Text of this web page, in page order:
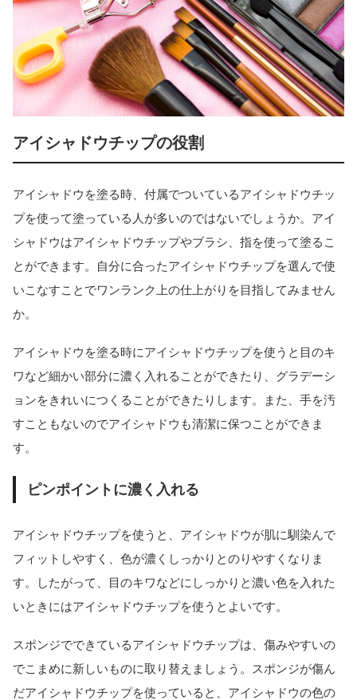
アイシャドウチップの役割
アイシャドウを塗る時、付属でついているアイシャドウチッ
プを使って塗っている人が多いのではないでしょうか。アイ
シャドウはアイシャドウチップやブラシ、指を使って塗るこ
とができます。自分に合ったアイシャドウチップを選んで使
いこなすことでワンランク上の仕上がりを目指してみません
か。
アイシャドウを塗る時にアイシャドウチップを使うと目のキ
ワなど細かい部分に濃く入れることができたり、グラデーシ
ョンをきれいにつくることができたりします。また、手を汚
すこともないのでアイシャドウも清潔に保つことができま
す。
ピンポイントに濃く入れる
アイシャドウチップを使うと、アイシャドウが肌に馴染んで
フィットしやすく、色が濃くしっかりとのりやすくなりま
す。したがって、目のキワなどにしっかりと濃い色を入れた
いときにはアイシャドウチップを使うとよいです。
スポンジでできているアイシャドウチップは、傷みやすいの
でこまめに新しいものに取り替えましょう。スポンジが傷ん
だアイシャドウチップを使っていると、アイシャドウの色の